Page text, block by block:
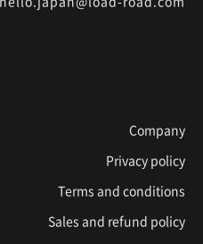
Company
Privacy policy
Terms and conditions
Sales and refund policy